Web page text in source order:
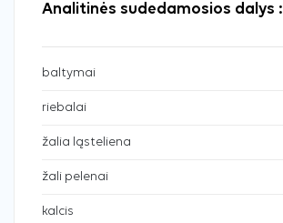
Analitinės sudedamosios dalys :
baltymai
riebalai
žalia ląsteliena
žali pelenai
kalcis